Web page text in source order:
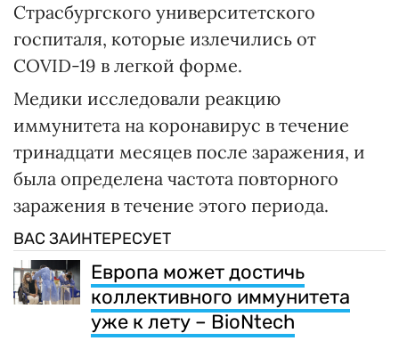
Страсбургского университетского
госпиталя, которые излечились от
COVID-19 в легкой форме.
Медики исследовали реакцию
иммунитета на коронавирус в течение
тринадцати месяцев после заражения, и
была определена частота повторного
заражения в течение этого периода.
ВАС ЗАИНТЕРЕСУЕТ
Европа может достичь
коллективного иммунитета
уже к лету – BioNtech